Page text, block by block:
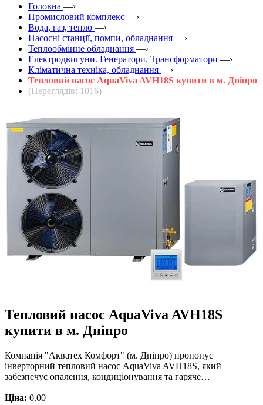
Головна —›
Промисловий комплекс —›
Вода, газ, тепло —›
Насосні станції, помпи, обладнання —›
Теплообмінне обладнання —›
Електродвигуни. Генератори. Трансформатори —›
Кліматична техніка, обладнання —›
Тепловий насос AquaViva AVH18S купити в м. Дніпро
(Переглядів: 1016)
Тепловий насос AquaViva AVH18S
купити в м. Дніпро
Компанія "Акватех Комфорт" (м. Дніпро) пропонує
інверторний тепловий насос AquaViva AVH18S, який
забезпечує опалення, кондиціонування та гаряче…
Ціна: 0.00